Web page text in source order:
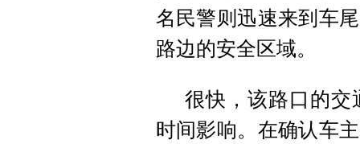
名民警则迅速来到车
路边的安全区域。
很快，该路口的交
时间影响。在确认车